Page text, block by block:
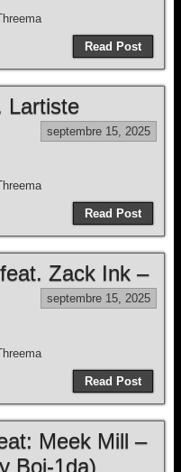
Read Post
Lartiste
septembre 15, 2025
Read Post
Zack Ink –
septembre 15, 2025
Read Post
Meek Mill –
Boi-1da)